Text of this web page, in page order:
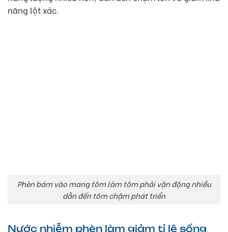
năng lột xác.
Phèn bám vào mang tôm làm tôm phải vận động nhiều
dẫn đến tôm chậm phát triển
Nước nhiễm phèn làm giảm tỉ lệ sống